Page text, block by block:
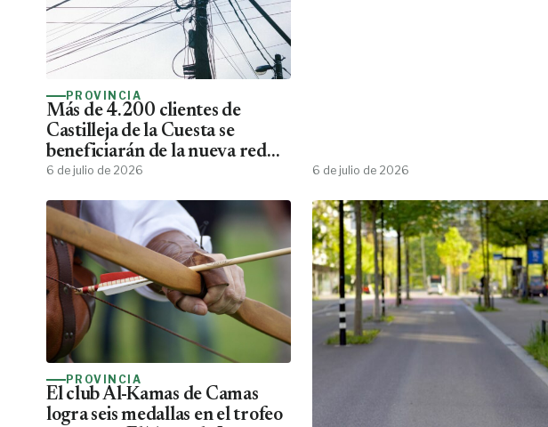
PROVINCIA
Más de 4.200 clientes de
Castilleja de la Cuesta se
beneficiarán de la nueva red
eléctrica
6 de julio de 2026 6 de julio de 2026
PROVINCIA
El club Al-Kamas de Camas
logra seis medallas en el trofeo